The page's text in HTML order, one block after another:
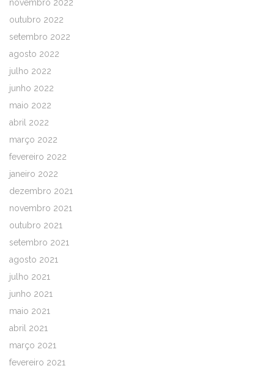
novembro 2022
outubro 2022
setembro 2022
agosto 2022
julho 2022
junho 2022
maio 2022
abril 2022
março 2022
fevereiro 2022
janeiro 2022
dezembro 2021
novembro 2021
outubro 2021
setembro 2021
agosto 2021
julho 2021
junho 2021
maio 2021
abril 2021
março 2021
fevereiro 2021